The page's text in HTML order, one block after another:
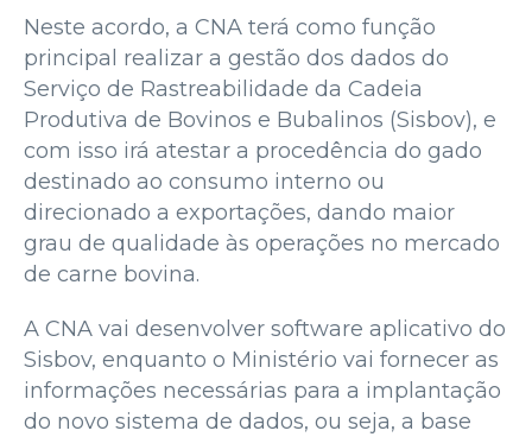
Neste acordo, a CNA terá como função
principal realizar a gestão dos dados do
Serviço de Rastreabilidade da Cadeia
Produtiva de Bovinos e Bubalinos (Sisbov), e
com isso irá atestar a procedência do gado
destinado ao consumo interno ou
direcionado a exportações, dando maior
grau de qualidade às operações no mercado
de carne bovina.
A CNA vai desenvolver software aplicativo do
Sisbov, enquanto o Ministério vai fornecer as
informações necessárias para a implantação
do novo sistema de dados, ou seja, a base